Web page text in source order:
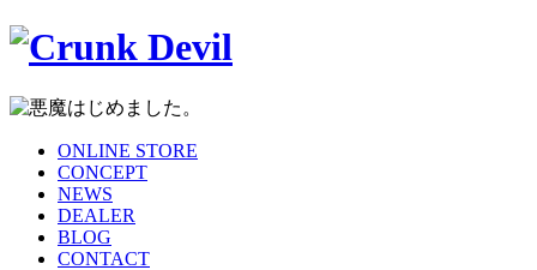
ONLINE STORE
CONCEPT
NEWS
DEALER
BLOG
CONTACT